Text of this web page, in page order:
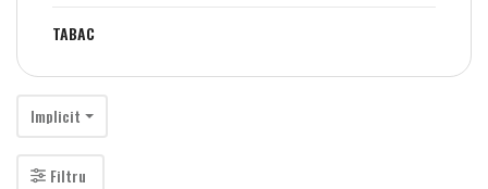
TABAC
Implicit
Filtru